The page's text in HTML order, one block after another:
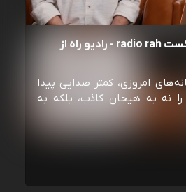
همه چیز درباره پادکست radio rah - رادیو راه از
امروزی، کمتر صدایی پیدا
نه به هیجان کاذب، بلکه به